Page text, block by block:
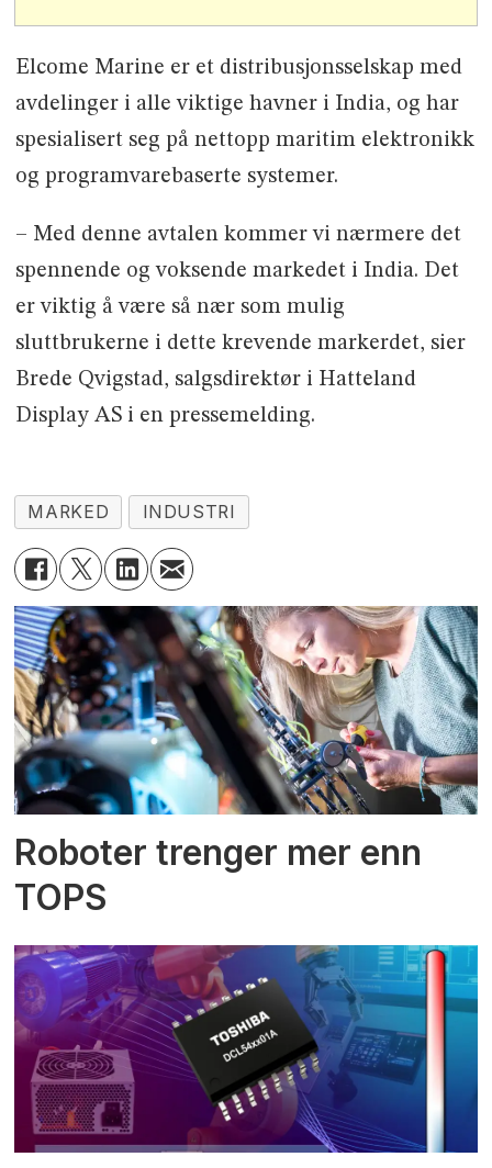
Elcome Marine er et distribusjonsselskap med
avdelinger i alle viktige havner i India, og har
spesialisert seg på nettopp maritim elektronikk
og programvarebaserte systemer.
– Med denne avtalen kommer vi nærmere det
spennende og voksende markedet i India. Det
er viktig å være så nær som mulig
sluttbrukerne i dette krevende markerdet, sier
Brede Qvigstad, salgsdirektør i Hatteland
Display AS i en pressemelding.
MARKED INDUSTRI
Roboter trenger mer enn
TOPS